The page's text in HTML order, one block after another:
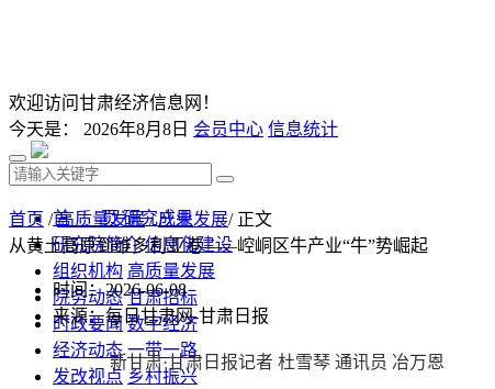
欢迎访问甘肃经济信息网！
今天是： 2026年8月8日 会员中心 信息统计
首 页 研究成果
研究院简介 信息化建设
组织机构 高质量发展
院务动态 甘肃招标
时政要闻 数字经济
经济动态 一带一路
发改视点 乡村振兴
首页 /高质量发展/产业发展/ 正文
从黄土高原到维多利亚港——崆峒区牛产业“牛”势崛起
时间：2026-06-08
来源：每日甘肃网-甘肃日报
新甘肃·甘肃日报记者 杜雪琴 通讯员 冶万恩